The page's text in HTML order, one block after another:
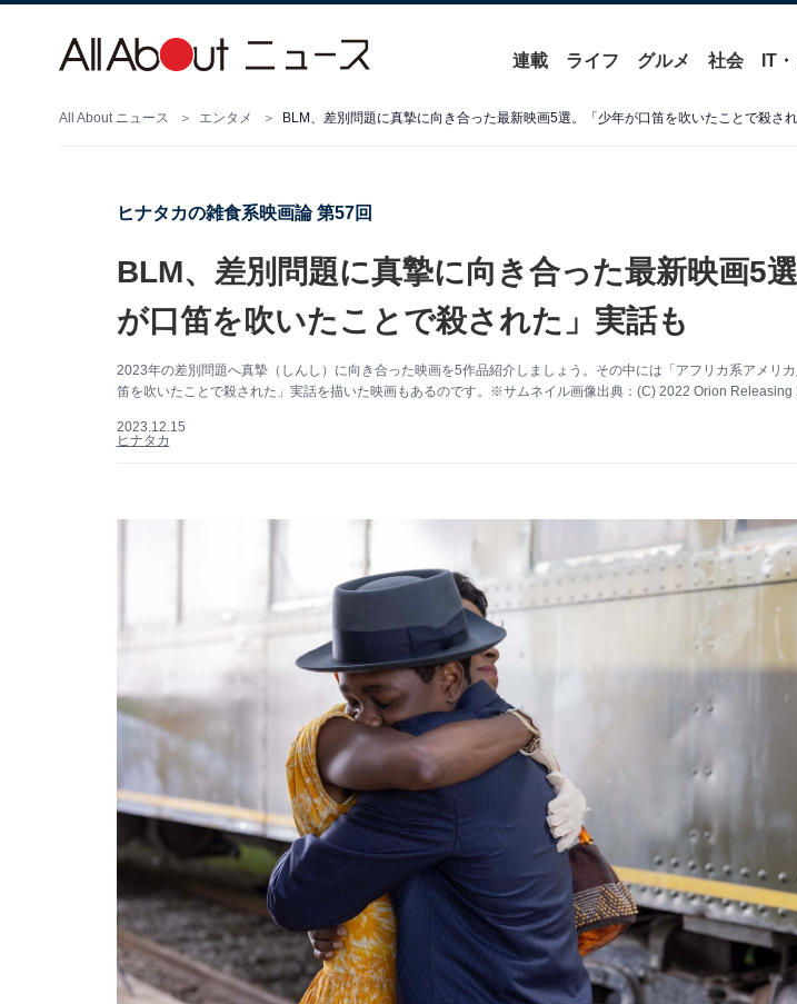
連載 ライフ グルメ 社会 IT
All About ニュース エンタメ BLM、差別問題に真摯に向き合った最新映画5選。「少年が口笛を吹いたことで殺さ
ヒナタカの雑食系映画論 第57回
BLM、差別問題に真摯に向き合った最新映画5
が口笛を吹いたことで殺された」実話も
2023年の差別問題へ真摯（しんし）に向き合った映画を5作品紹介しましょう。その中には「アフリカ系アメリ
笛を吹いたことで殺された」実話を描いた映画もあるのです。※サムネイル画像出典：(C) 2022 Orion Releasing
2023.12.15
ヒナタカ